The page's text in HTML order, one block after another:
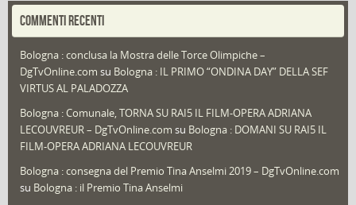
Portfolio(1)
Redazioni(1.052)
Speciali (22)
Sport
That's Bologna Magazine(25)
Video (archivio) (263)
COMMENTI RECENTI
Bologna : conclusa la Mostra delle Torce Olimpiche –
DgTvOnline.com su Bologna : IL PRIMO “ONDINA DAY” DELLA SEF
VIRTUS AL PALADOZZA
Bologna : Comunale, TORNA SU RAI5 IL FILM-OPERA ADRIANA
LECOUVREUR – DgTvOnline.com su Bologna : DOMANI SU RAI5 IL
FILM-OPERA ADRIANA LECOUVREUR
Bologna : consegna del Premio Tina Anselmi 2019 – DgTvOnline.com
su Bologna : il Premio Tina Anselmi